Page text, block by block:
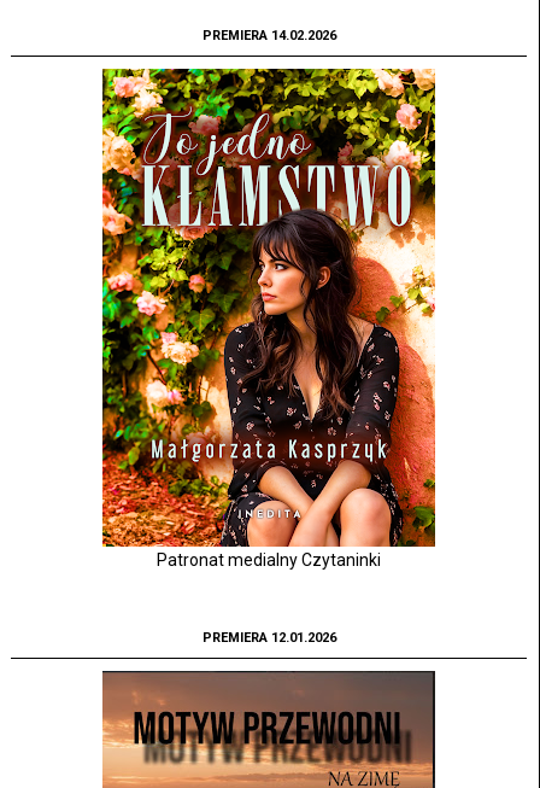
PREMIERA 14.02.2026
Patronat medialny Czytaninki
PREMIERA 12.01.2026